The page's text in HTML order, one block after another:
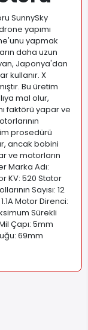
SunnySky
yapımı
yapmak
daha uzun
Japonya'dan
kullanır. X
Bu üretim
mal olur,
faktörü yapar ve
prosedürü
ancak bobini
ve motorların
Marka Adı:
KV: 520 Stator
Sayısı: 12
Motor Direnci:
Sürekli
Çapı: 5mm
69mm